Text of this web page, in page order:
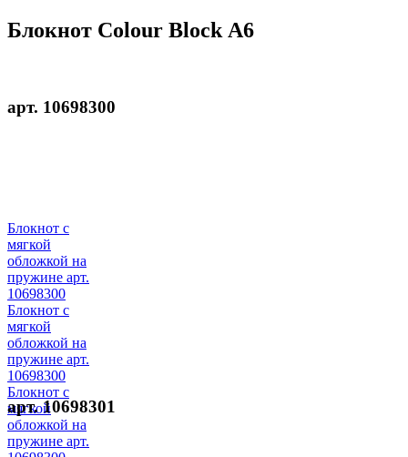
Блокнот Colour Block А6
арт. 10698300
Блокнот с
мягкой
обложкой на
пружине арт.
10698300
Блокнот с
мягкой
обложкой на
пружине арт.
10698300
Блокнот с
мягкой
обложкой на
пружине арт.
арт. 10698301